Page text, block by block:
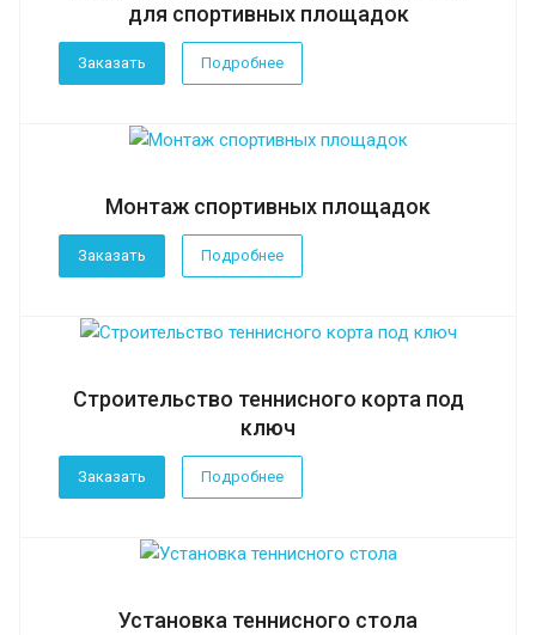
для спортивных площадок
Заказать Подробнее
Монтаж спортивных площадок
Заказать Подробнее
Строительство теннисного корта под
ключ
Заказать Подробнее
Установка теннисного стола